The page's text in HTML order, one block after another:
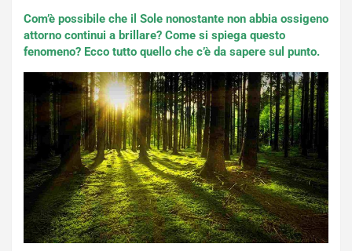
Com’è possibile che il Sole nonostante non abbia ossigeno
attorno continui a brillare? Come si spiega questo
fenomeno? Ecco tutto quello che c’è da sapere sul punto.